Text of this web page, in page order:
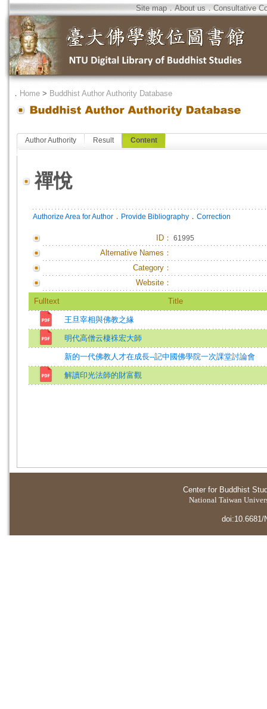
Site map．About us．Consultative
． Home > Buddhist Author Authority Database
Author Authority Result Content
禪悅
Authorize Area for Author ． Provide Bibliography ． Correction
ID ： 61995
Alternative Names：
Category：
Website：
Fulltext Title
王旦宰相與佛教之緣
明代高僧云棲袾宏大師
新的一代佛教人才在成長--記中國佛學院一次課堂討論會
解讀印光法師的財富觀
Center for Buddhist
National Taiwan
doi:10.6681/